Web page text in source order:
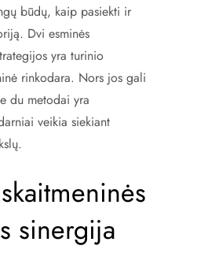
būdų, kaip pasiekti ir
Dvi esminės
yra turinio
rinkodara. Nors jos gali
du metodai yra
veikia siekiant
sinergija